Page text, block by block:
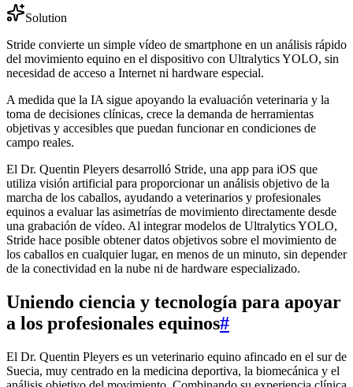
Solution
Stride convierte un simple vídeo de smartphone en un análisis rápido
del movimiento equino en el dispositivo con Ultralytics YOLO, sin
necesidad de acceso a Internet ni hardware especial.
A medida que la IA sigue apoyando la evaluación veterinaria y la
toma de decisiones clínicas, crece la demanda de herramientas
objetivas y accesibles que puedan funcionar en condiciones de
campo reales.
El Dr. Quentin Pleyers desarrolló Stride, una app para iOS que
utiliza visión artificial para proporcionar un análisis objetivo de la
marcha de los caballos, ayudando a veterinarios y profesionales
equinos a evaluar las asimetrías de movimiento directamente desde
una grabación de vídeo. Al integrar modelos de Ultralytics YOLO,
Stride hace posible obtener datos objetivos sobre el movimiento de
los caballos en cualquier lugar, en menos de un minuto, sin depender
de la conectividad en la nube ni de hardware especializado.
Uniendo ciencia y tecnología para apoyar
a los profesionales equinos#
El Dr. Quentin Pleyers es un veterinario equino afincado en el sur de
Suecia, muy centrado en la medicina deportiva, la biomecánica y el